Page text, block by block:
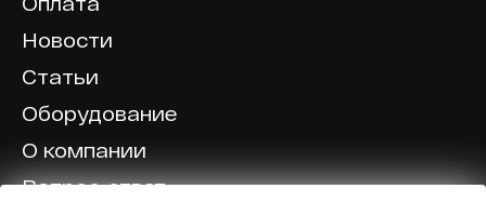
Новости
Статьи
Оборудование
О компании
Вопрос-ответ